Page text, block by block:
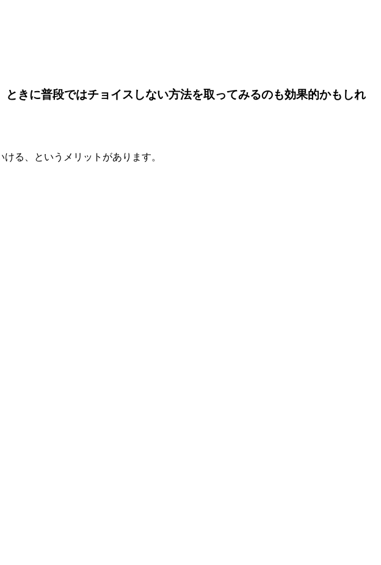
きに普段ではチョイスしない方法を取ってみるのも効果的かもしれ
る、というメリットがあります。